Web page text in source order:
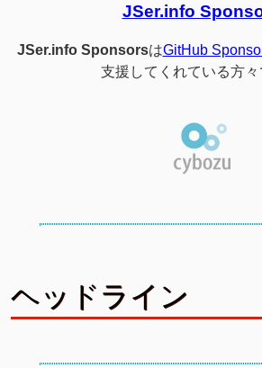
JSer.info
JSer.info SponsorsはGitHub
支援してくれている方々
ヘッドライン